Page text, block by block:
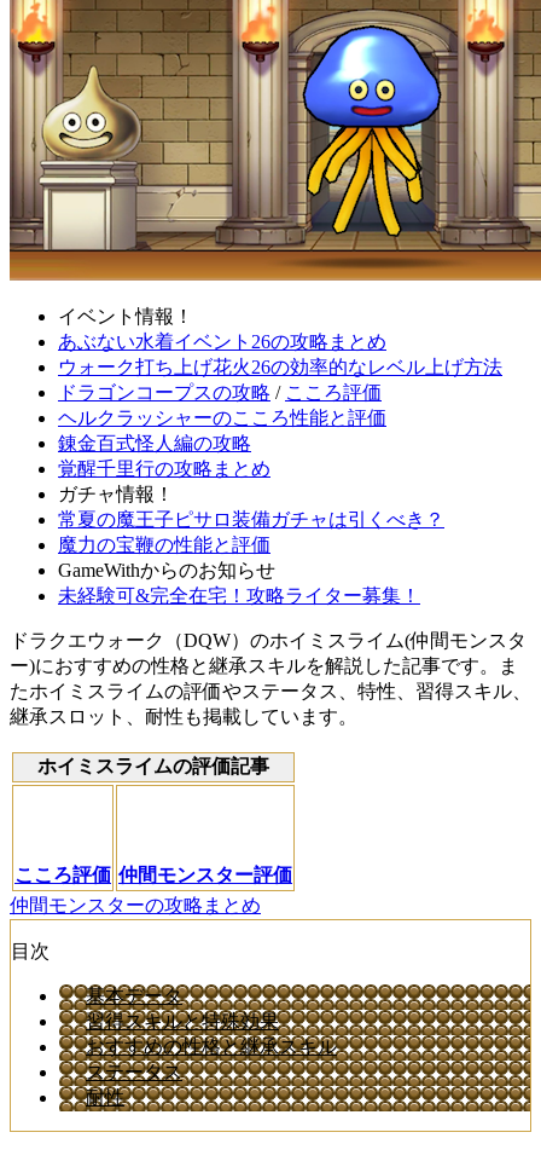
イベント情報！
あぶない水着イベント26の攻略まとめ
ウォーク打ち上げ花火26の効率的なレベル上げ方法
ドラゴンコープスの攻略 / こころ評価
ヘルクラッシャーのこころ性能と評価
錬金百式怪人編の攻略
覚醒千里行の攻略まとめ
ガチャ情報！
常夏の魔王子ピサロ装備ガチャは引くべき？
魔力の宝鞭の性能と評価
GameWithからのお知らせ
未経験可&完全在宅！攻略ライター募集！
ドラクエウォーク（DQW）のホイミスライム(仲間モンスタ
ー)におすすめの性格と継承スキルを解説した記事です。ま
たホイミスライムの評価やステータス、特性、習得スキル、
継承スロット、耐性も掲載しています。
ホイミスライムの評価記事
こころ評価 仲間モンスター評価
仲間モンスターの攻略まとめ
目次
基本データ
習得スキルと特殊効果
おすすめの性格と継承スキル
ステータス
耐性